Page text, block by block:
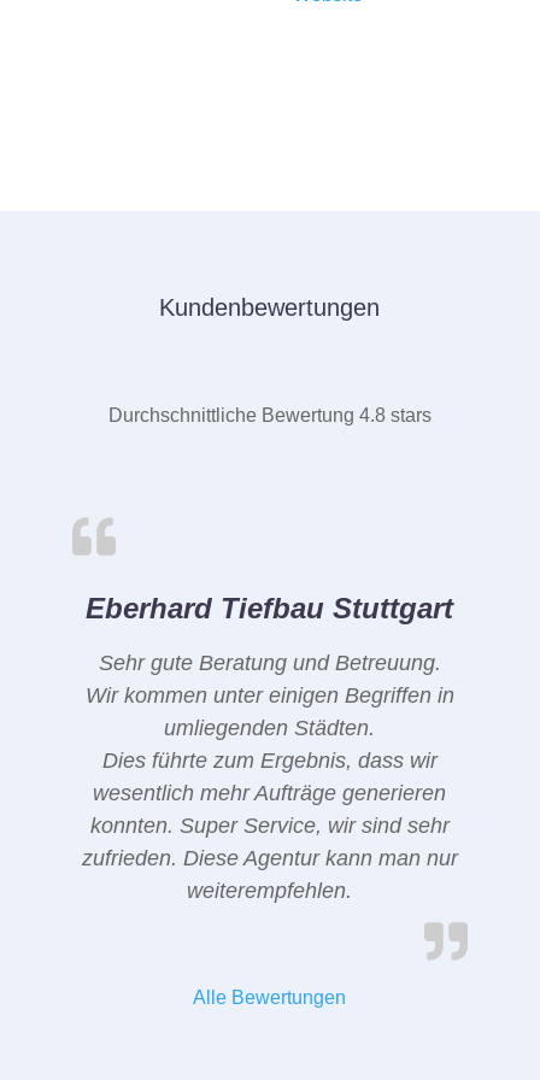
Kundenbewertungen
Durchschnittliche Bewertung 4.8 stars
Eberhard Tiefbau Stuttgart
Sehr gute Beratung und Betreuung.
Wir kommen unter einigen Begriffen in
umliegenden Städten.
Dies führte zum Ergebnis, dass wir
wesentlich mehr Aufträge generieren
konnten. Super Service, wir sind sehr
zufrieden. Diese Agentur kann man nur
weiterempfehlen.
Alle Bewertungen